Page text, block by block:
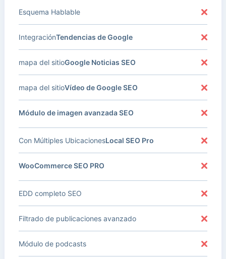
Esquema Hablable
Tendencias de Google
Integración
Google Noticias SEO
mapa del sitio
Vídeo de Google SEO
mapa del sitio
Módulo de imagen avanzada SEO
Local SEO Pro
Con Múltiples Ubicaciones
WooCommerce SEO PRO
EDD completo SEO
Filtrado de publicaciones avanzado
Módulo de podcasts